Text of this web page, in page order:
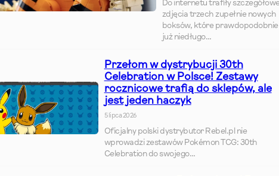
Do internetu trafiły
zdjęcia trzech zupełnie nowych
boksów, które prawdopodobnie
już niedługo…
Przełom w dystrybucji 30th
Celebration w Polsce! Zestawy
rocznicowe trafią do sklepów, ale
jest jeden haczyk
5 lipca 2026
Oficjalny polski dystrybutor Rebel.pl nie
wprowadzi zestawów Pokémon TCG: 30th
Celebration do swojego…